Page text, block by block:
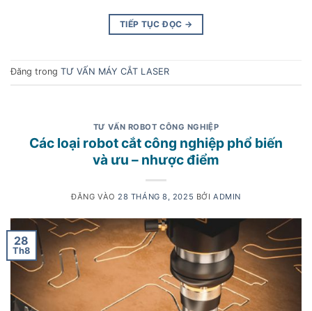
TIẾP TỤC ĐỌC →
Đăng trong TƯ VẤN MÁY CẮT LASER
TƯ VẤN ROBOT CÔNG NGHIỆP
Các loại robot cắt công nghiệp phổ biến
và ưu – nhược điểm
ĐĂNG VÀO28 THÁNG 8, 2025 BỞI ADMIN
28
Th8